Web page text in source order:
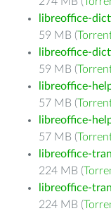
libreoffice-
59 MB (
libreoffice-
59 MB (
libreoffice-
57 MB (
libreoffice-
57 MB (
libreoffice-
224 MB (
libreoffice-
224 MB (